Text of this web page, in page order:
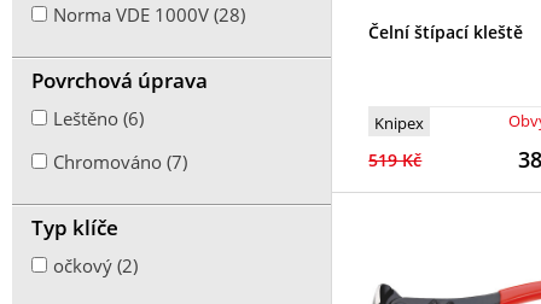
Čelní štípací kleště
Knipex
519 Kč
Na spony (1)
Kombinované (17)
Přídržné, upínací (4)
Norma VDE 1000V (28)
Povrchová úprava
Leštěno (6)
Chromováno (7)
Typ klíče
očkový (2)